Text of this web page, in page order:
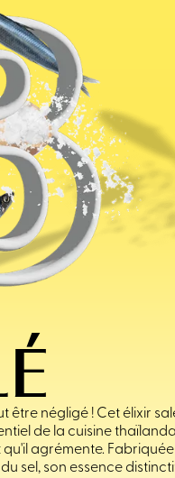
être négligé ! Cet élixir
de la cuisine
agrémente.
sel, son essence